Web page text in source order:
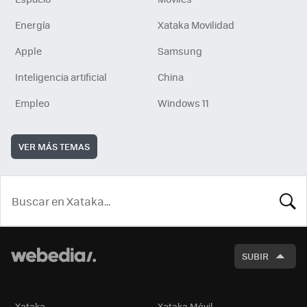
Energía
Xataka Movilidad
Apple
Samsung
Inteligencia artificial
China
Empleo
Windows 11
VER MÁS TEMAS
SUBIR